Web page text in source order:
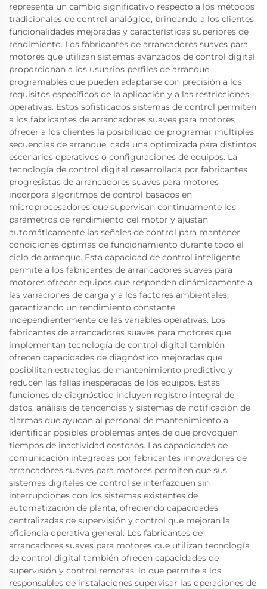
representa un cambio significativo respecto a los métodos
tradicionales de control analógico, brindando a los clientes
funcionalidades mejoradas y características superiores de
rendimiento. Los fabricantes de arrancadores suaves para
motores que utilizan sistemas avanzados de control digital
proporcionan a los usuarios perfiles de arranque
programables que pueden adaptarse con precisión a los
requisitos específicos de la aplicación y a las restricciones
operativas. Estos sofisticados sistemas de control permiten
a los fabricantes de arrancadores suaves para motores
ofrecer a los clientes la posibilidad de programar múltiples
secuencias de arranque, cada una optimizada para distintos
escenarios operativos o configuraciones de equipos. La
tecnología de control digital desarrollada por fabricantes
progresistas de arrancadores suaves para motores
incorpora algoritmos de control basados en
microprocesadores que supervisan continuamente los
parámetros de rendimiento del motor y ajustan
automáticamente las señales de control para mantener
condiciones óptimas de funcionamiento durante todo el
ciclo de arranque. Esta capacidad de control inteligente
permite a los fabricantes de arrancadores suaves para
motores ofrecer equipos que responden dinámicamente a
las variaciones de carga y a los factores ambientales,
garantizando un rendimiento constante
independientemente de las variables operativas. Los
fabricantes de arrancadores suaves para motores que
implementan tecnología de control digital también
ofrecen capacidades de diagnóstico mejoradas que
posibilitan estrategias de mantenimiento predictivo y
reducen las fallas inesperadas de los equipos. Estas
funciones de diagnóstico incluyen registro integral de
datos, análisis de tendencias y sistemas de notificación de
alarmas que ayudan al personal de mantenimiento a
identificar posibles problemas antes de que provoquen
tiempos de inactividad costosos. Las capacidades de
comunicación integradas por fabricantes innovadores de
arrancadores suaves para motores permiten que sus
sistemas digitales de control se interfazquen sin
interrupciones con los sistemas existentes de
automatización de planta, ofreciendo capacidades
centralizadas de supervisión y control que mejoran la
eficiencia operativa general. Los fabricantes de
arrancadores suaves para motores que utilizan tecnología
de control digital también ofrecen capacidades de
supervisión y control remotas, lo que permite a los
responsables de instalaciones supervisar las operaciones de